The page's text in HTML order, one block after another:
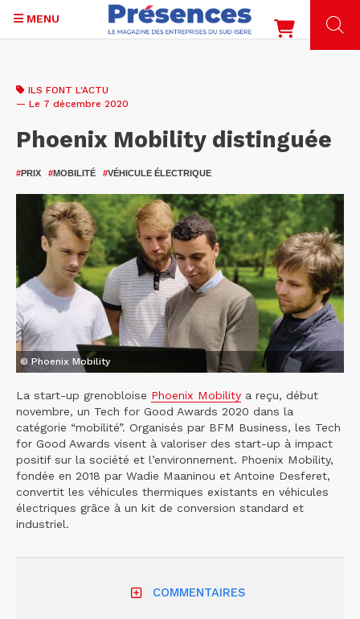
contenu
MENU
ILS FONT L'ACTU
— Le 7 décembre 2020
Phoenix Mobility distinguée
#PRIX #MOBILITÉ #VÉHICULE ÉLECTRIQUE
© Phoenix Mobility
La start-up grenobloise Phoenix Mobility a reçu, début
novembre, un Tech for Good Awards 2020 dans la
catégorie “mobilité”. Organisés par BFM Business, les Tech
for Good Awards visent à valoriser des start-up à impact
positif sur la société et l’environnement. Phoenix Mobility,
fondée en 2018 par Wadie Maaninou et Antoine Desferet,
convertit les véhicules thermiques existants en véhicules
électriques grâce à un kit de conversion standard et
industriel.
COMMENTAIRES